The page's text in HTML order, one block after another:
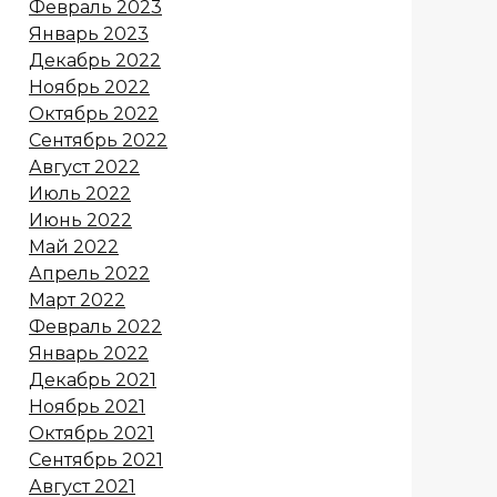
Февраль 2023
Январь 2023
Декабрь 2022
Ноябрь 2022
Октябрь 2022
Сентябрь 2022
Август 2022
Июль 2022
Июнь 2022
Май 2022
Апрель 2022
Март 2022
Февраль 2022
Январь 2022
Декабрь 2021
Ноябрь 2021
Октябрь 2021
Сентябрь 2021
Август 2021